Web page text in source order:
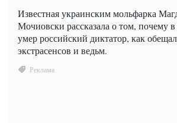
Известная украинским мольфарка
Мочиовски рассказала о том, почему
умер российский диктатор, как
экстрасенсов и ведьм.